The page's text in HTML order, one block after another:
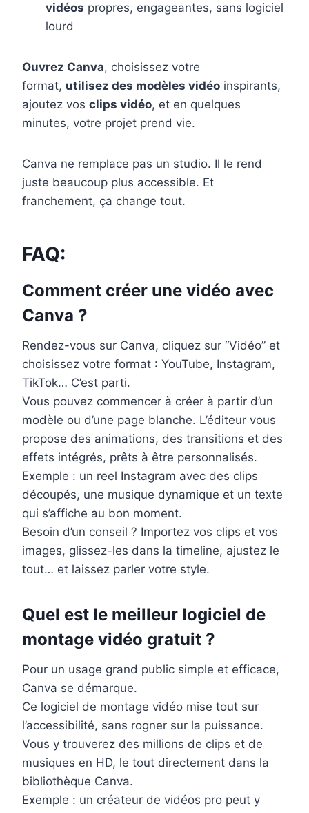
vidéos propres, engageantes, sans logiciel
lourd
Ouvrez Canva, choisissez votre
format, utilisez des modèles vidéo inspirants,
ajoutez vos clips vidéo, et en quelques
minutes, votre projet prend vie.
Canva ne remplace pas un studio. Il le rend
juste beaucoup plus accessible. Et
franchement, ça change tout.
FAQ:
Comment créer une vidéo avec
Canva ?
Rendez-vous sur Canva, cliquez sur “Vidéo” et
choisissez votre format : YouTube, Instagram,
TikTok… C’est parti.
Vous pouvez commencer à créer à partir d’un
modèle ou d’une page blanche. L’éditeur vous
propose des animations, des transitions et des
effets intégrés, prêts à être personnalisés.
Exemple : un reel Instagram avec des clips
découpés, une musique dynamique et un texte
qui s’affiche au bon moment.
Besoin d’un conseil ? Importez vos clips et vos
images, glissez-les dans la timeline, ajustez le
tout… et laissez parler votre style.
Quel est le meilleur logiciel de
montage vidéo gratuit ?
Pour un usage grand public simple et efficace,
Canva se démarque.
Ce logiciel de montage vidéo mise tout sur
l’accessibilité, sans rogner sur la puissance.
Vous y trouverez des millions de clips et de
musiques en HD, le tout directement dans la
bibliothèque Canva.
Exemple : un créateur de vidéos pro peut y